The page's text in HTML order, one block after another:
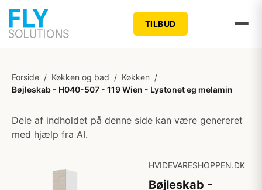
TILBUD
Forside / Køkken og bad / Køkken /
Bøjleskab - H040-507 - 119 Wien - Lystonet eg melamin
Dele af indholdet på denne side kan være genereret
med hjælp fra AI.
HVIDEVARESHOPPEN.DK
Bøjleskab -